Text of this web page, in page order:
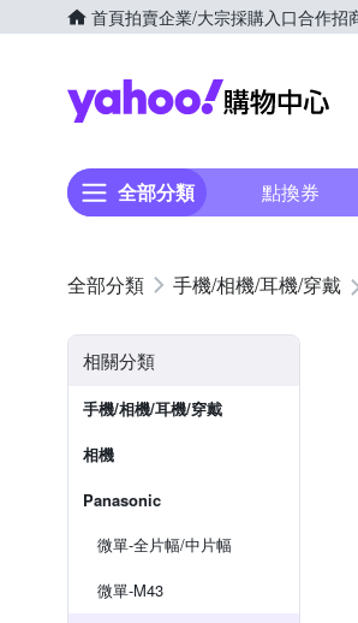
首頁拍賣企業/大宗採購入口合作招
全部分類 點換券
手機/相機/耳機/穿戴
相關分類
手機/相機/耳機/穿戴
相機
Panasonic
微單-全片幅/中片幅
微單-M43